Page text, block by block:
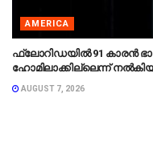
AMERICA
ഫ്ലോറിഡയിൽ 91 കാരൻ
ഹോമിലാക്കില്ലെന്ന് നൽകിയ
AUGUST 7, 2026